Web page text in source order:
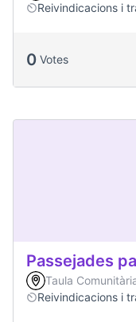
Reivindicacions i
0 Votes
Passejades
Taula
Reivindicacions i